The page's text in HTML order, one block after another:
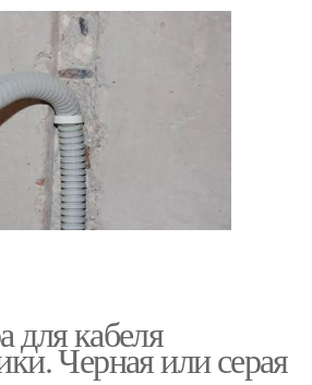
для кабеля
Черная или серая